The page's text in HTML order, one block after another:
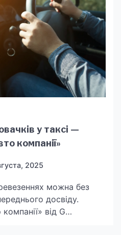
у таксі —
компанії»
2025
можна без
досвіду.
від G